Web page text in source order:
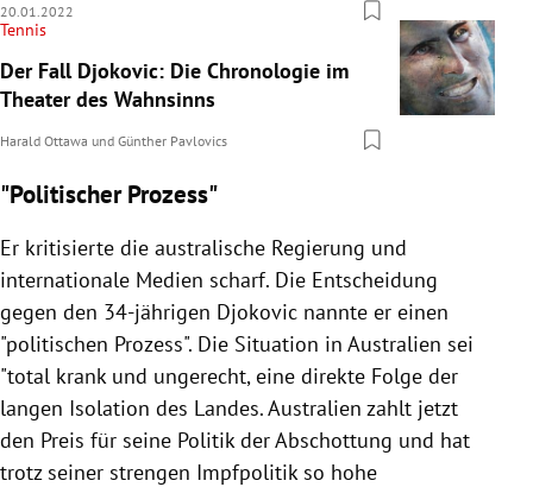
20.01.2022
Tennis
Der Fall Djokovic: Die Chronologie im
Theater des Wahnsinns
Harald Ottawa und Günther Pavlovics
"Politischer Prozess"
Er kritisierte die australische Regierung und
internationale Medien scharf. Die Entscheidung
gegen den 34-jährigen Djokovic nannte er einen
"politischen Prozess". Die Situation in Australien sei
"total krank und ungerecht, eine direkte Folge der
langen Isolation des Landes. Australien zahlt jetzt
den Preis für seine Politik der Abschottung und hat
trotz seiner strengen Impfpolitik so hohe